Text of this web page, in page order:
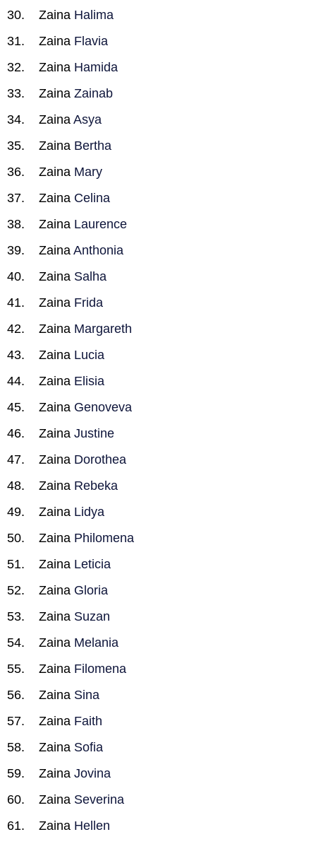
Zaina Halima
Zaina Flavia
Zaina Hamida
Zaina Zainab
Zaina Asya
Zaina Bertha
Zaina Mary
Zaina Celina
Zaina Laurence
Zaina Anthonia
Zaina Salha
Zaina Frida
Zaina Margareth
Zaina Lucia
Zaina Elisia
Zaina Genoveva
Zaina Justine
Zaina Dorothea
Zaina Rebeka
Zaina Lidya
Zaina Philomena
Zaina Leticia
Zaina Gloria
Zaina Suzan
Zaina Melania
Zaina Filomena
Zaina Sina
Zaina Faith
Zaina Sofia
Zaina Jovina
Zaina Severina
Zaina Hellen